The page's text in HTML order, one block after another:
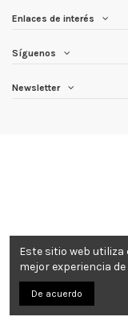
Enlaces de interés
Síguenos
Newsletter
Este sitio web
mejor experiencia
De acuerdo